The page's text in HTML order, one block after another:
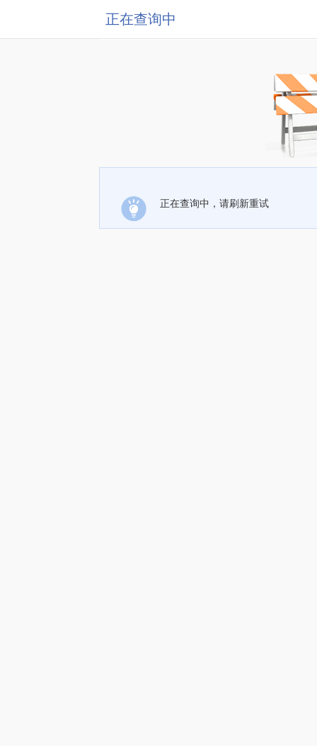
正在查询中
正在查询中，请刷新重试